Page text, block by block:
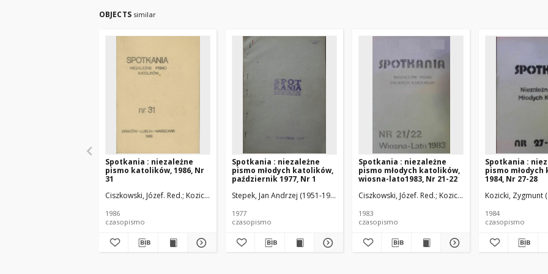
OBJECTS similar
Spotkania : niezależne
pismo katolików, 1986, Nr
31
Ciszkowski, Józef. Red. Kozicki, Zygmunt (1957-). Red. Krupski, Janusz (1951-2010). Red. Nowacki, Paweł. Red. Oracz Wojciech
1986
czasopismo
Spotkania : niezależne
pismo młodych katolików,
październik 1977, Nr 1
Stepek, Jan Andrzej (1951-1996). Red. Samoliński, Wojciech (1953-). Red. Ciszkowski, Józef.
1977
czasopismo
Spotkania : niezależne
pismo młodych katolików,
wiosna-lato1983, Nr 21-22
Ciszkowski, Józef. Red. Kozicki, Zygmunt (1957-). Red.
1983
czasopismo
Spotkania :
pismo
1984, Nr 27-28
Kozicki, Zygmunt
1984
czasopismo